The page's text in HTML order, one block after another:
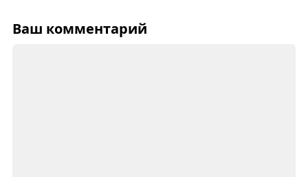
Ваш комментарий